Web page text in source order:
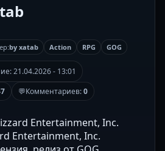
by xatab Action RPG GOG
21.04.2026 - 13:01
💬Комментариев:0
Entertainment, Inc.
Entertainment, Inc.